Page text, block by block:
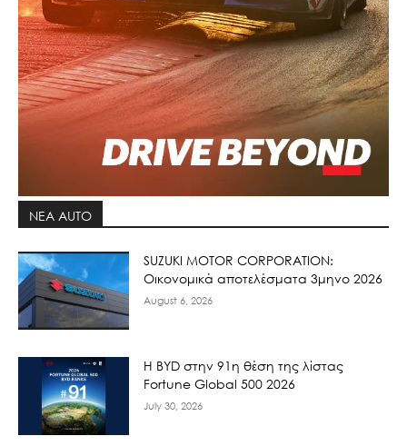
ΝΕΑ AUTO
SUZUKI MOTOR CORPORATION:
Οικονομικά αποτελέσματα 3μηνο 2026
August 6, 2026
Η BYD στην 91η θέση της λίστας
Fortune Global 500 2026
July 30, 2026